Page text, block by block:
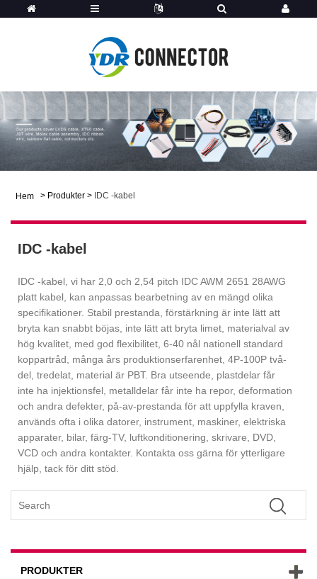
Hem > Produkter > IDC -kabel
IDC -kabel
IDC -kabel, vi har 2,0 och 2,54 pitch IDC AWM 2651 28AWG
platt kabel, kan anpassas bearbetning av en mängd olika
specifikationer. Stabil prestanda, förstärkning är inte lätt att
bryta kan snabbt böjas, inte lätt att bryta limet, materialval av
hög kvalitet, med god flexibilitet, 6-40 nål nationell standard
koppartråd, många års produktionserfarenhet, 4P-100P två-
del, tredelat, material är PBT. Bra utseende, plastdelar får
inte ha injektionsfel, metalldelar får inte ha repor, deformation
och andra defekter, på-av-prestanda för att uppfylla kraven,
används ofta i olika datorer, instrument, maskiner, elektriska
apparater, bilar, färg-TV, luftkonditionering, skrivare, DVD,
VCD och andra kontakter. Kontakta oss gärna för ytterligare
hjälp, tack för ditt stöd.
PRODUKTER